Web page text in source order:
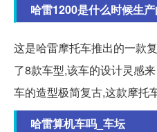
哈雷1200是什么时候生
这是哈雷摩托车推出的一款
了8款车型,该车的设计灵感
车的造型极简复古,这款摩托
哈雷算机车吗_车坛